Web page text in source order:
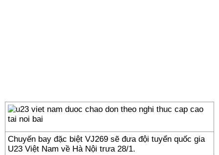
Chuyến bay đặc biệt VJ269 sẽ đưa đội tuyển quốc gia
U23 Việt Nam về Hà Nội trưa 28/1.